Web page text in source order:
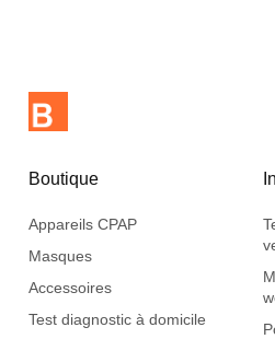
Boutique
Appareils CPAP
Masques
Accessoires
Test diagnostic à domicile